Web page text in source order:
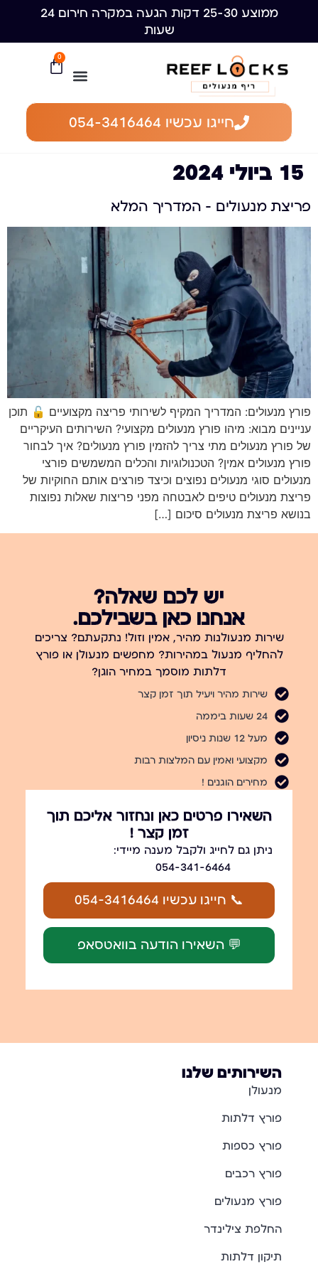
ממוצע 25-30 דקות הגעה במקרה חירום 24
שעות
0
חייגו עכשיו 054-3416464
15 ביולי 2024
פריצת מנעולים – המדריך המלא
פורץ מנעולים: המדריך המקיף לשירותי פריצה מקצועיים 🔓 תוכן
עניינים מבוא: מיהו פורץ מנעולים מקצועי? השירותים העיקריים
של פורץ מנעולים מתי צריך להזמין פורץ מנעולים? איך לבחור
פורץ מנעולים אמין? הטכנולוגיות והכלים המשמשים פורצי
מנעולים סוגי מנעולים נפוצים וכיצד פורצים אותם החוקיות של
פריצת מנעולים טיפים לאבטחה מפני פריצות שאלות נפוצות
בנושא פריצת מנעולים סיכום […]
יש לכם שאלה?
אנחנו כאן בשבילכם.
שירות מנעולנות מהיר, אמין וזול! נתקעתם? צריכים
להחליף מנעול במהירות? מחפשים מנעולן או פורץ
דלתות מוסמך במחיר הוגן?
שירות מהיר ויעיל תוך זמן קצר
24 שעות ביממה
מעל 12 שנות ניסיון
מקצועי ואמין עם המלצות רבות
מחירים הוגנים !
השאירו פרטים כאן ונחזור אליכם תוך
זמן קצר !
ניתן גם לחייג ולקבל מענה מיידי:
054-341-6464
📞 חייגו עכשיו 054-3416464
💬 השאירו הודעה בוואטסאפ
השירותים שלנו
מנעולן
פורץ דלתות
פורץ כספות
פורץ רכבים
פורץ מנעולים
החלפת צילינדר
תיקון דלתות